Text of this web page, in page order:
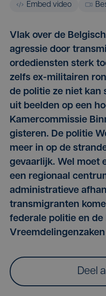
Embed video
Vlak over de
agressie door
ordediensten sterk
zelfs ex-militairen
de politie ze niet kan
uit beelden op een
Kamercommissie
gisteren. De politie
meer in op de
gevaarlijk. Wel moet
een regionaal
administratieve
transmigranten
federale politie en de
Vreemdelingenzaken
Deel